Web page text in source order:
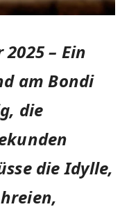
– Ein
am Bondi
die
die Idylle,